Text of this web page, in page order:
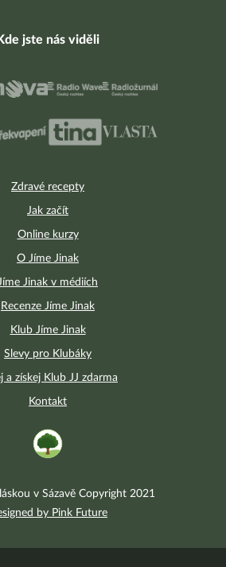
Zdravé recepty
Jak začít
Online kurzy
O Jíme Jinak
Jinak v médiích
Recenze Jíme Jinak
Klub Jíme Jinak
Slevy pro Klubáky
a získej Klub JJ zdarma
Kontakt
jste nás viděli
v Sázavě Copyright 2021
by Pink Future